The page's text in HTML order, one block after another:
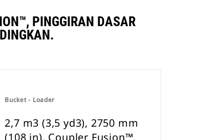
PINGGIRAN DASAR
Bucket - Loader
2,7 m3 (3,5 yd3), 2750 mm
(108 in), Coupler Fusion™,